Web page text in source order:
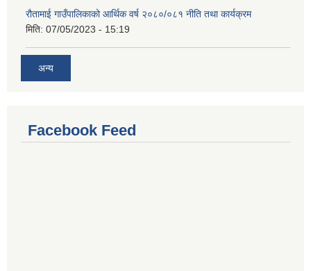
रौतामाई गाउँपालिकाको आर्थिक वर्ष २०८०/०८१ नीति तथा कार्यक्रम
मिति: 07/05/2023 - 15:19
अन्य
Facebook Feed